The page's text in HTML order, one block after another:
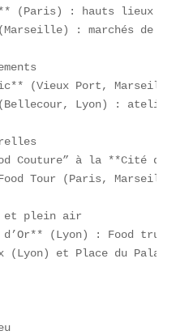
(Paris) : hauts lieux du
: marchés de food
(Vieux Port, Marseille)
(Bellecour, Lyon) : ateliers
Couture” à la **Cité de
Tour (Paris, Marseille).
et plein air
(Lyon) : Food trucks
(Lyon) et Place du Palais